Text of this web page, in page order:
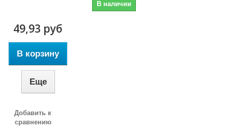
В наличии
49,93 руб
В корзину
Еще
Добавить к
сравнению